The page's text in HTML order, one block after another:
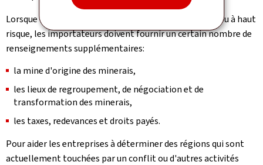
Lorsque les minerais proviennent de zones de conflit ou à haut
risque, les importateurs doivent fournir un certain nombre de
renseignements supplémentaires:
la mine d'origine des minerais,
les lieux de regroupement, de négociation et de
transformation des minerais,
les taxes, redevances et droits payés.
Pour aider les entreprises à déterminer des régions qui sont
actuellement touchées par un conflit ou d'autres activités